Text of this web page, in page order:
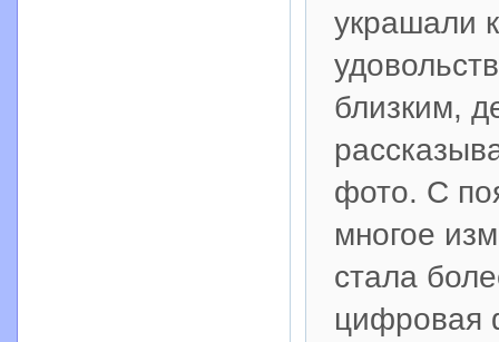
украшали
близким,
фото. С
многое
стала
цифровая